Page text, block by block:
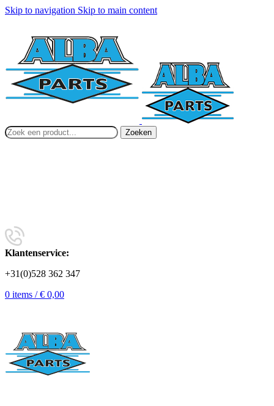
Skip to navigation Skip to main content
Zoeken
Klantenservice:
+31(0)528 362 347
0 items / € 0,00